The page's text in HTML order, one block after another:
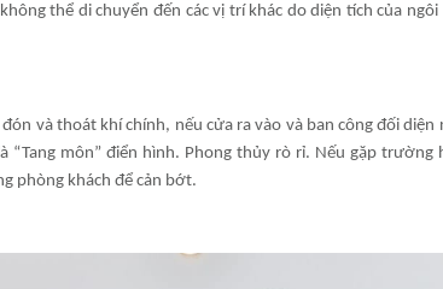
thể di chuyển đến các vị trí khác do diện tích của
và thoát khí chính, nếu cửa ra vào và ban công đối diện
“Tang môn” điển hình. Phong thủy rò rỉ. Nếu gặp trường
phòng khách để cản bớt.